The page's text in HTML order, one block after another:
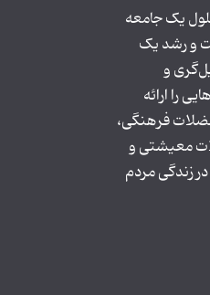
یک جامعه
و رشد یک
و
را ارائه
فرهنگی،
معیشتی و
زندگی مردم